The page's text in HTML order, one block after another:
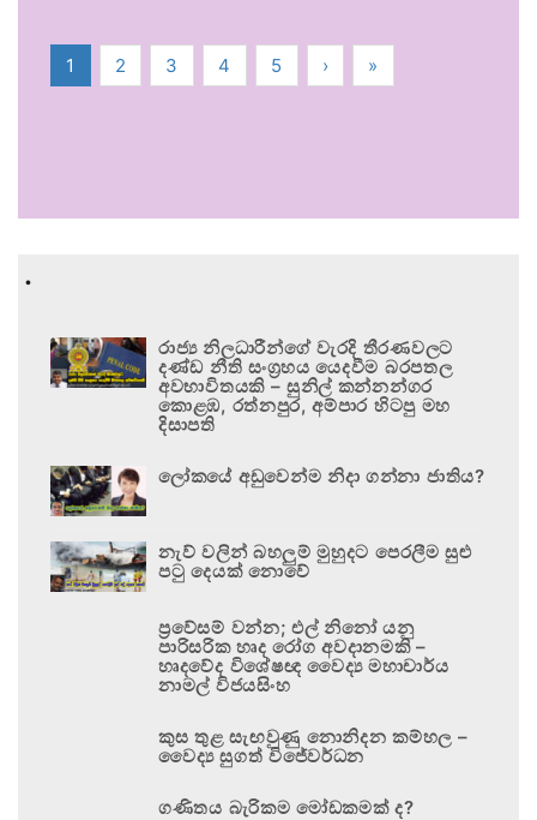
1 2 3 4 5 › »
.
රාජ්‍ය නිලධාරීන්ගේ වැරදි තීරණවලට
දණ්ඩ නීති සංග්‍රහය යෙදවීම බරපතල
අවභාවිතයකි – සුනිල් කන්නන්ගර
කොළඹ, රත්නපුර, අම්පාර හිටපු මහ
දිසාපති
ලෝකයේ අඩුවෙන්ම නිදා ගන්නා ජාතිය?
නැව් වලින් බහලුම් මුහුදට පෙරලීම සුළු
පටු දෙයක් නොවේ
ප්‍රවේසම් වන්න; එල් නිනෝ යනු
පාරිසරික හෘද රෝග අවදානමකි –
හෘදවේද විශේෂඥ වෛද්‍ය මහාචාර්ය
නාමල් විජයසිංහ
කුස තුළ සැඟවුණු නොනිදන කම්හල –
වෛද්‍ය සුගත් විජේවර්ධන
ගණිතය බැරිකම මෝඩකමක් ද?